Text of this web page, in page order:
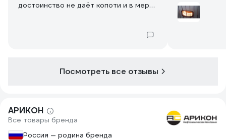
достоинство не даёт копоти и в меру
капризный). Это автономный котёл
использую от УПСа), его автономной
работы на среднем режиме 21-22
градуса хватает на сутки.
Посмотреть все отзывы
АРИКОН
Все товары бренда
Россия — родина бренда